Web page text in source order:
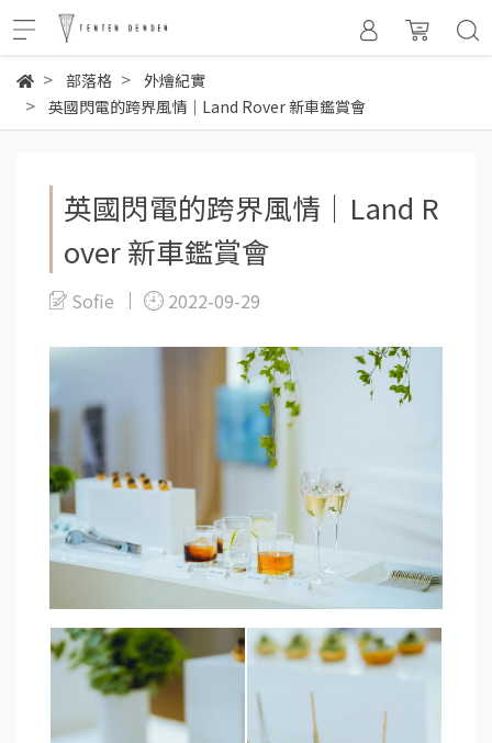
部落格
外燴紀實
英國閃電的跨界風情｜Land Rover 新車鑑賞會
英國閃電的跨界風情｜Land R
over 新車鑑賞會
Sofie 2022-09-29